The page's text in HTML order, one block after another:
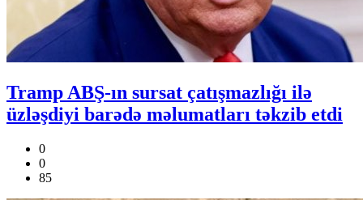
Tramp ABŞ-ın sursat çatışmazlığı ilə
üzləşdiyi barədə məlumatları təkzib etdi
0
0
85